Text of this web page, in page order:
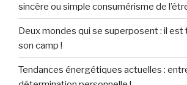
sincère ou simple consumérisme de
Deux mondes qui se superposent : il
son camp !
Tendances énergétiques actuelles :